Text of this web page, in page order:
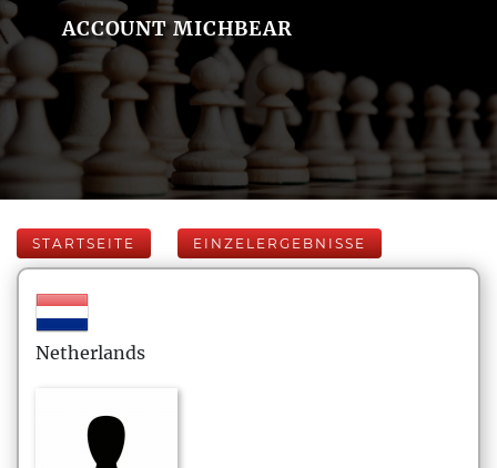
ACCOUNT MICHBEAR
STARTSEITE EINZELERGEBNISSE
Netherlands